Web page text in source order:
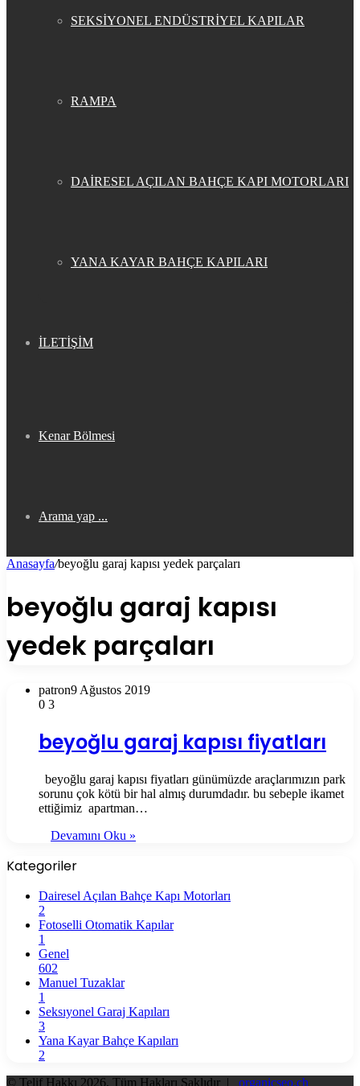
SEKSİYONEL ENDÜSTRİYEL KAPILAR
RAMPA
DAİRESEL AÇILAN BAHÇE KAPI MOTORLARI
YANA KAYAR BAHÇE KAPILARI
İLETİŞİM
Kenar Bölmesi
Arama yap ...
Anasayfa/beyoğlu garaj kapısı yedek parçaları
beyoğlu garaj kapısı
yedek parçaları
patron9 Ağustos 2019
0 3
beyoğlu garaj kapısı fiyatları
beyoğlu garaj kapısı fiyatları günümüzde araçlarımızın park
sorunu çok kötü bir hal almış durumdadır. bu sebeple ikamet
ettiğimiz apartman…
Devamını Oku »
Kategoriler
Dairesel Açılan Bahçe Kapı Motorları
2
Fotoselli Otomatik Kapılar
1
Genel
602
Manuel Tuzaklar
1
Seksıyonel Garaj Kapıları
3
Yana Kayar Bahçe Kapıları
2
© Telif Hakkı 2026, Tüm Hakları Saklıdır | organicseo.ch